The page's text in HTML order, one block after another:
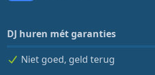
DJ huren mét garanties
Niet goed, geld terug